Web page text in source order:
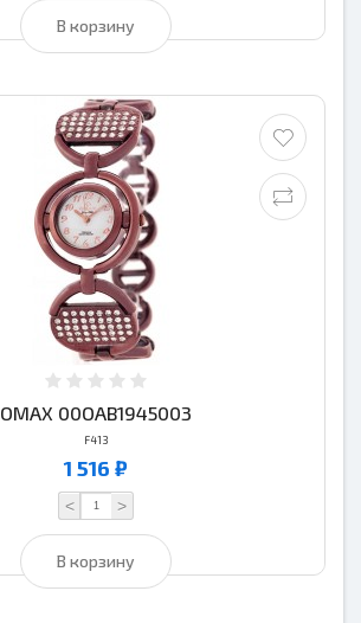
В корзину
OMAX 00OAB1945003
F413
1 516 ₽
< >
В корзину